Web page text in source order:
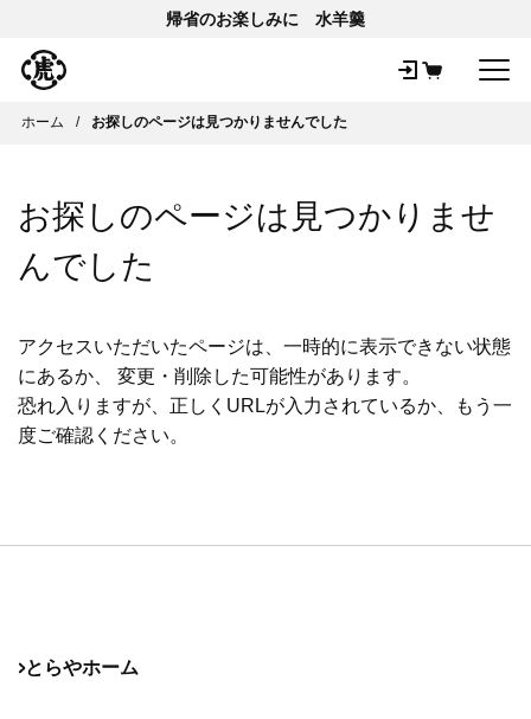
帰省のお楽しみに 水羊羹
ホーム お探しのページは見つかりませんでした
お探しのページは見つかりませ
んでした
アクセスいただいたページは、一時的に表示できない状態
にあるか、 変更・削除した可能性があります。
恐れ入りますが、正しくURLが入力されているか、もう一
度ご確認ください。
とらやホーム